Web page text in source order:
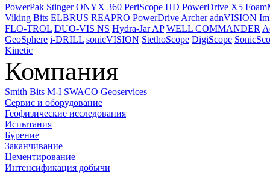
PowerPak Stinger ONYX 360 PeriScope HD PowerDrive X5
Viking Bits ELBRUS REAPRO PowerDrive Archer adnVISION
FLO-TROL DUO-VIS NS Hydra-Jar AP WELL COMMANDER
GeoSphere i-DRILL sonicVISION StethoScope DigiScope
Kinetic
Компания
Smith Bits M-I SWACO Geoservices
Сервис и оборудование
Геофизические исследования
Испытания
Бурение
Заканчивание
Цементирование
Интенсификация добычи